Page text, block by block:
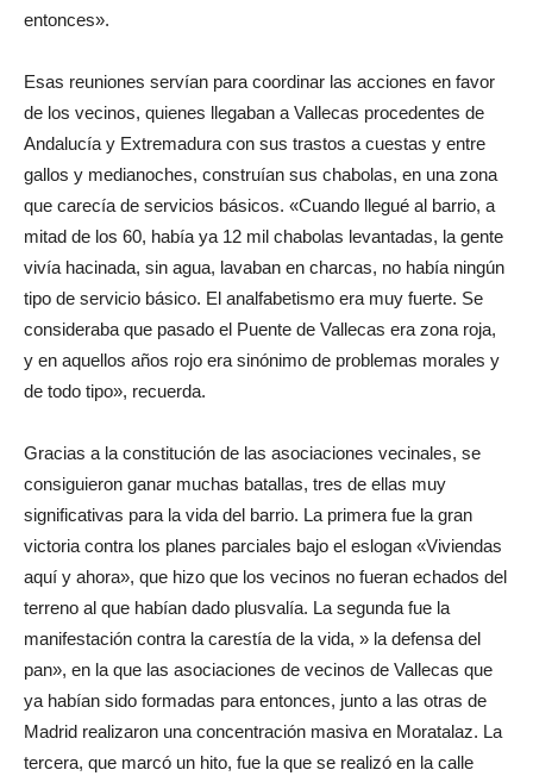
entonces».
Esas reuniones servían para coordinar las acciones en favor
de los vecinos, quienes llegaban a Vallecas procedentes de
Andalucía y Extremadura con sus trastos a cuestas y entre
gallos y medianoches, construían sus chabolas, en una zona
que carecía de servicios básicos. «Cuando llegué al barrio, a
mitad de los 60, había ya 12 mil chabolas levantadas, la gente
vivía hacinada, sin agua, lavaban en charcas, no había ningún
tipo de servicio básico. El analfabetismo era muy fuerte. Se
consideraba que pasado el Puente de Vallecas era zona roja,
y en aquellos años rojo era sinónimo de problemas morales y
de todo tipo», recuerda.
Gracias a la constitución de las asociaciones vecinales, se
consiguieron ganar muchas batallas, tres de ellas muy
significativas para la vida del barrio. La primera fue la gran
victoria contra los planes parciales bajo el eslogan «Viviendas
aquí y ahora», que hizo que los vecinos no fueran echados del
terreno al que habían dado plusvalía. La segunda fue la
manifestación contra la carestía de la vida, » la defensa del
pan», en la que las asociaciones de vecinos de Vallecas que
ya habían sido formadas para entonces, junto a las otras de
Madrid realizaron una concentración masiva en Moratalaz. La
tercera, que marcó un hito, fue la que se realizó en la calle